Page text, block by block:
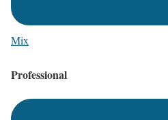
Mix
Professional